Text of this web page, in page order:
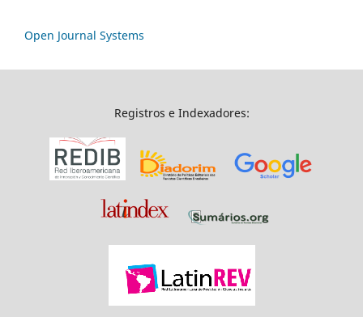
Open Journal Systems
Registros e Indexadores: